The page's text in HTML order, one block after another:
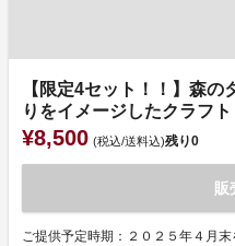
【限定4セット！！】森
りをイメージしたクラフ
¥8,500 (税込/送料込)残り0
販
ご提供予定時期：２０２５年４月